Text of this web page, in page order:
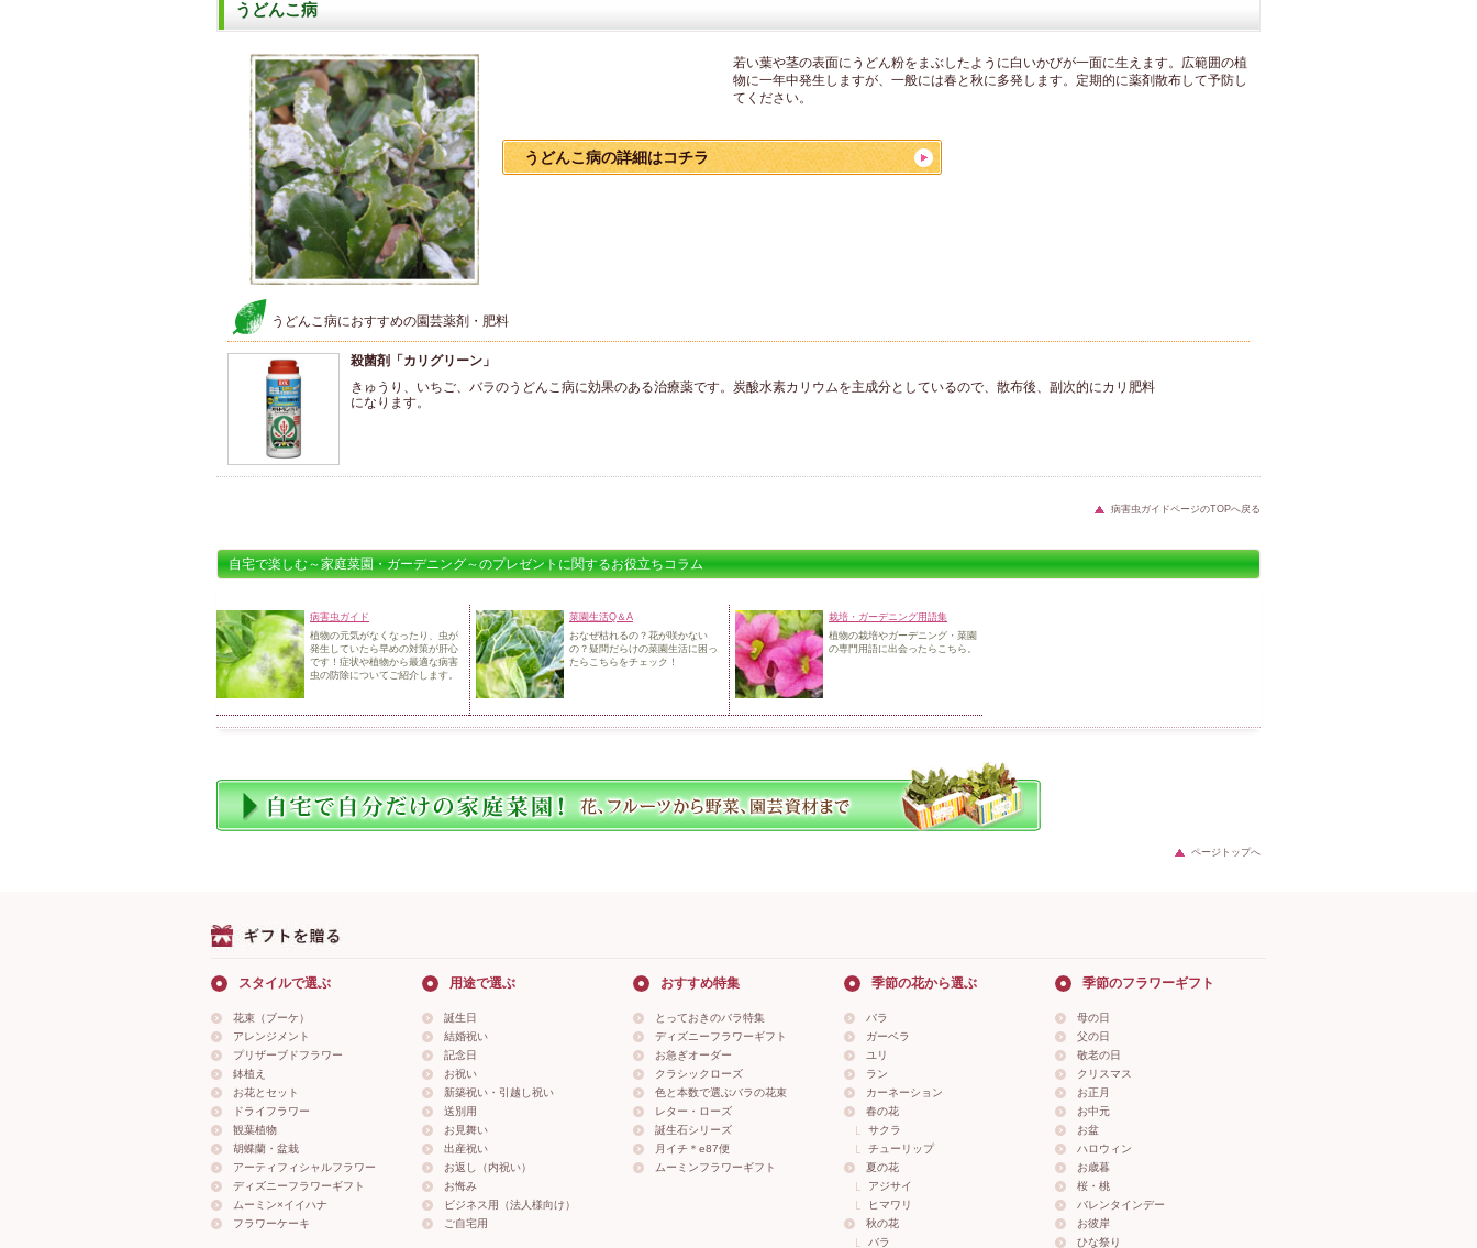
うどんこ病
若い葉や茎の表面にうどん粉をまぶしたように白いかびが一面に生えます。広範囲の植
物に一年中発生しますが、一般には春と秋に多発します。定期的に薬剤散布して予防し
てください。
うどんこ病の詳細はコチラ
うどんこ病におすすめの園芸薬剤・肥料
殺菌剤「カリグリーン」
きゅうり、いちご、バラのうどんこ病に効果のある治療薬です。炭酸水素カリウムを主成分としているので、散布後、副次的にカリ肥料
になります。
病害虫ガイドページのTOPへ戻る
自宅で楽しむ～家庭菜園・ガーデニング～のプレゼントに関するお役立ちコラム
病害虫ガイド
植物の元気がなくなったり、虫が
発生していたら早めの対策が肝心
です！ 症状や植物から最適な病害
虫の防除についてご紹介します。
菜園生活Q＆A
おなぜ枯れるの？花が咲かない
の？ 疑問だらけの菜園生活に困っ
たらこちらをチェック！
栽培・ガーデニング用語集
植物の栽培やガーデニング・菜園
の専門用語に出会ったらこちら。
ページトップへ
スタイルで選ぶ
花束（ブーケ）
アレンジメント
プリザーブドフラワー
鉢植え
お花とセット
ドライフラワー
観葉植物
胡蝶蘭・盆栽
アーティフィシャルフラワー
ディズニーフラワーギフト
ムーミン×イイハナ
フラワーケーキ
用途で選ぶ
誕生日
結婚祝い
記念日
お祝い
新築祝い・引越し祝い
送別用
お見舞い
出産祝い
お返し（内祝い）
お悔み
ビジネス用（法人様向け）
ご自宅用
おすすめ特集
とっておきのバラ特集
ディズニーフラワーギフト
お急ぎオーダー
クラシックローズ
色と本数で選ぶバラの花束
レター・ローズ
誕生石シリーズ
月イチ＊e87便
ムーミンフラワーギフト
季節の花から選ぶ
バラ
ガーベラ
ユリ
ラン
カーネーション
春の花
サクラ
チューリップ
夏の花
アジサイ
ヒマワリ
秋の花
バラ
季節のフラワーギフト
母の日
父の日
敬老の日
クリスマス
お正月
お中元
お盆
ハロウィン
お歳暮
桜・桃
バレンタインデー
お彼岸
ひな祭り